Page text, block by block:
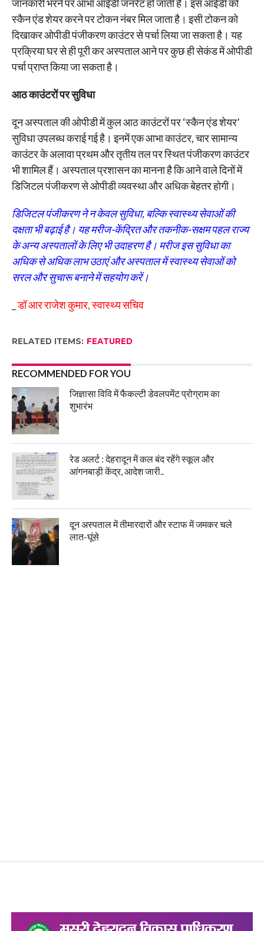
जानकारी भरने पर आभा आईडी जनरेट हो जाती है। इस आईडी को
स्कैन एंड शेयर करने पर टोकन नंबर मिल जाता है। इसी टोकन को
दिखाकर ओपीडी पंजीकरण काउंटर से पर्चा लिया जा सकता है। यह
प्रक्रिया घर से ही पूरी कर अस्पताल आने पर कुछ ही सेकंड में ओपीडी
पर्चा प्राप्त किया जा सकता है।
आठ काउंटरों पर सुविधा
दून अस्पताल की ओपीडी में कुल आठ काउंटरों पर ‘स्कैन एंड शेयर’
सुविधा उपलब्ध कराई गई है। इनमें एक आभा काउंटर, चार सामान्य
काउंटर के अलावा प्रथम और तृतीय तल पर स्थित पंजीकरण काउंटर
भी शामिल हैं। अस्पताल प्रशासन का मानना है कि आने वाले दिनों में
डिजिटल पंजीकरण से ओपीडी व्यवस्था और अधिक बेहतर होगी।
डिजिटल पंजीकरण ने न केवल सुविधा, बल्कि स्वास्थ्य सेवाओं की
दक्षता भी बढ़ाई है। यह मरीज-केंद्रित और तकनीक-सक्षम पहल राज्य
के अन्य अस्पतालों के लिए भी उदाहरण है। मरीज इस सुविधा का
अधिक से अधिक लाभ उठाएं और अस्पताल में स्वास्थ्य सेवाओं को
सरल और सुचारू बनाने में सहयोग करें।
_डॉ आर राजेश कुमार, स्वास्थ्य सचिव
RELATED ITEMS: FEATURED
RECOMMENDED FOR YOU
जिज्ञासा विवि में फैकल्टी डेवलपमेंट प्रोग्राम का
शुभारंभ
रेड अलर्ट : देहरादून में कल बंद रहेंगे स्कूल और
आंगनबाड़ी केंद्र, आदेश जारी..
दून अस्पताल में तीमारदारों और स्टाफ में जमकर चले
लात-घूंसे